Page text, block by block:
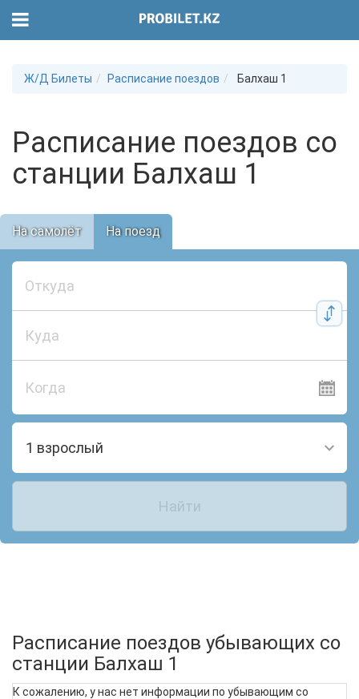
Ж/Д Билеты Расписание поездов Балхаш 1
Расписание поездов со
станции Балхаш 1
На самолёт На поезд
Когда
1 взрослый
Найти
Расписание поездов убывающих со
станции Балхаш 1
К сожалению, у нас нет информации по убывающим со